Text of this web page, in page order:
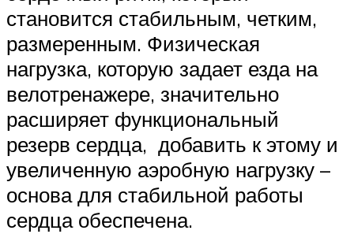
становится стабильным, четким,
размеренным. Физическая
нагрузка, которую задает езда на
велотренажере, значительно
расширяет функциональный
резерв сердца, добавить к этому и
увеличенную аэробную нагрузку –
основа для стабильной работы
сердца обеспечена.